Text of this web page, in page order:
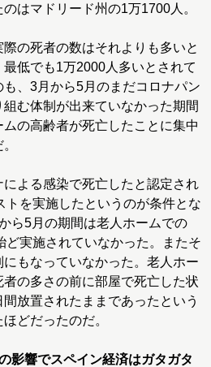
のはマドリード州の1万1700人。
の死者の数はそれよりも多いと
低でも1万2000人多いとされて
も、3月から5月のまだコロナパン
む体制が出来ていなかった期間
の高齢者が死亡したことに集中
よる感染で死亡したと認定され
トを実施したというのが条件とな
ら5月の期間は老人ホームでの
ど実施されていなかった。またそ
もなっていなかった。老人ホー
者の多さの前に部屋で死亡した状
放置されたままであったという
どだったのだ。
影響でスペイン経済はガタガタ